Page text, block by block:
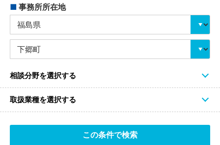
■ 事務所所在地
相談分野を選択する
取扱業種を選択する